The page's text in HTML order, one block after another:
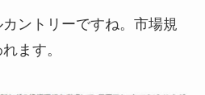
ントリーですね。市場規
ます。